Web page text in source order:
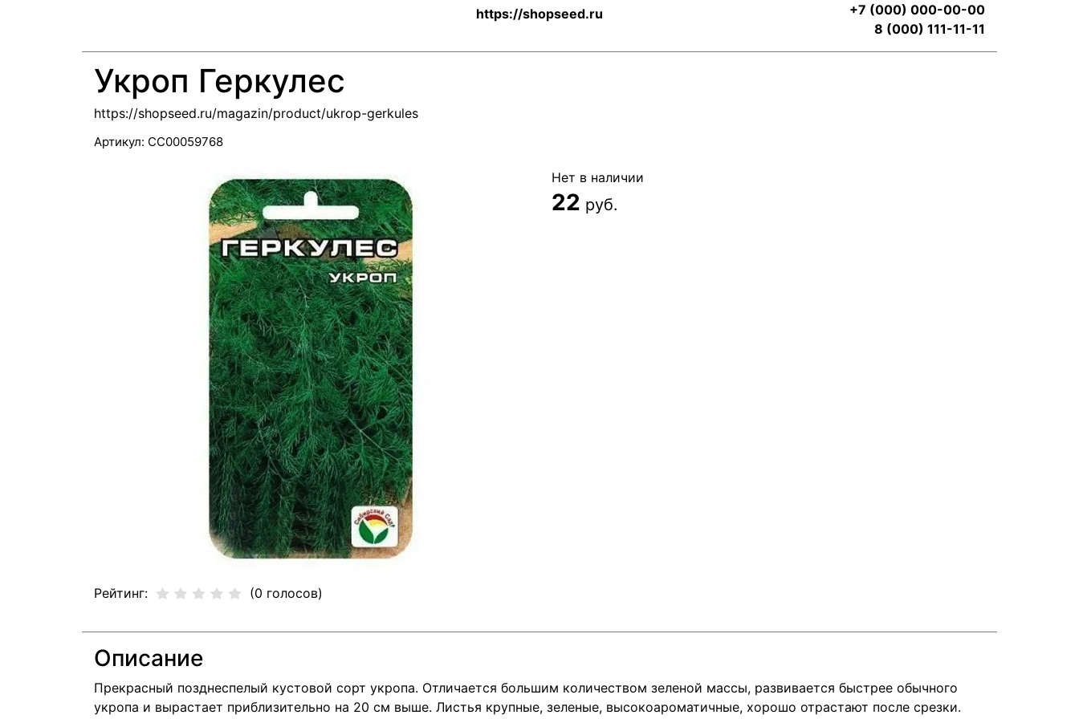
https://shopseed.ru
+7 (000) 000-00-00
8 (000) 111-11-11
Укроп Геркулес
https://shopseed.ru/magazin/product/ukrop-gerkules
Артикул: СС00059768
Рейтинг: (0 голосов)
Нет в наличии
22 руб.
Описание
Прекрасный позднеспелый кустовой сорт укропа. Отличается большим количеством зеленой массы, развивается быстрее обычного
укропа и вырастает приблизительно на 20 см выше. Листья крупные, зеленые, высокоароматичные, хорошо отрастают после срезки.